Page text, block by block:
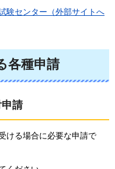
験センター（外部サイトへ
各種申請
請
ける場合に必要な申請で